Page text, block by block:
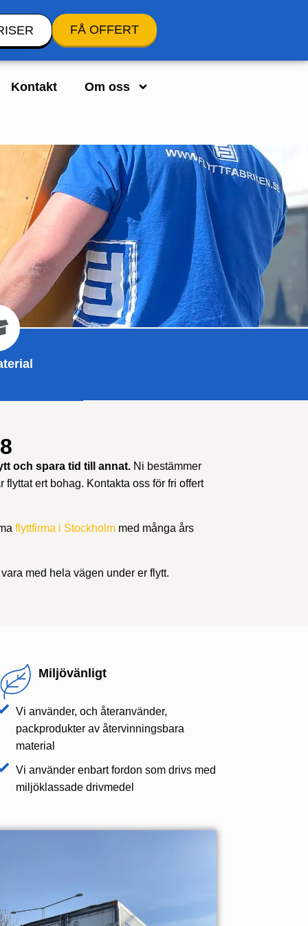
FÅ OFFERT
Kontakt Om oss
och spara tid till annat. Ni bestämmer
ert bohag. Kontakta oss för fri offert
flyttfirma i Stockholmmed många års
med hela vägen under er flytt.
Miljövänligt
Vi använder, och återanvänder,
packprodukter av återvinningsbara
material
Vi använder enbart fordon som drivs med
miljöklassade drivmedel